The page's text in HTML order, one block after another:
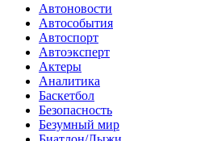
Автоновости
Автособытия
Автоспорт
Автоэксперт
Актеры
Аналитика
Баскетбол
Безопасность
Безумный мир